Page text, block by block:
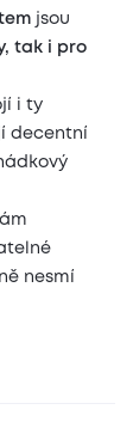
jsou
tak i pro
i ty
decentní
nesmí